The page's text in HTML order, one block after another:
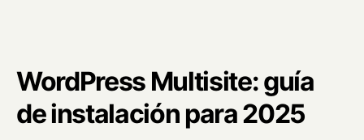
WordPress Multisite: guía
de instalación para 2025